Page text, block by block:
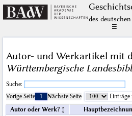
des
☰
Autor- und Werkartikel mit
Württembergische
Suche:
Vorige Seite
1 Nächste Seite Einträge
Autor oder Werk?